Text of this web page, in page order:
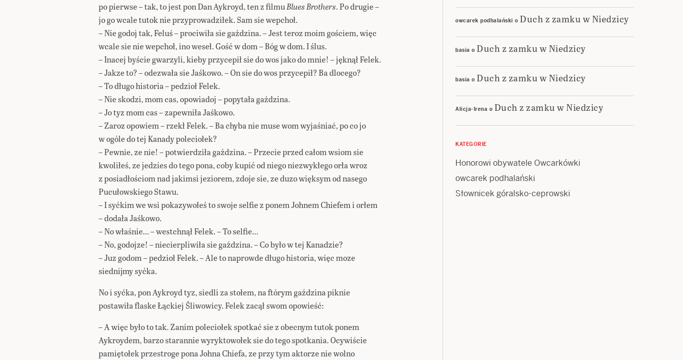
po pierwse – tak, to jest pon Dan Aykroyd, ten z filmuBlues Brothers. Po drugie –
jo go wcale tutok nie przyprowadziłek. Sam sie wepchoł.
– Nie godoj tak, Feluś – prociwiła sie gaździna. – Jest teroz moim gościem, więc
wcale sie nie wepchoł, ino weseł. Gość w dom – Bóg w dom. I ślus.
– Inacej byście gwarzyli, kieby przycepił sie do wos jako do mnie! – jęknął Felek.
– Jakze to? – odezwała sie Jaśkowo. – On sie do wos przycepił? Ba dlocego?
– To długo historia – pedzioł Felek.
– Nie skodzi, mom cas, opowiadoj – popytała gaździna.
– Jo tyz mom cas – zapewniła Jaśkowo.
– Zaroz opowiem – rzekł Felek. – Ba chyba nie muse wom wyjaśniać, po co jo
w ogóle do tej Kanady poleciołek?
– Pewnie, ze nie! – potwierdziła gaździna. – Przecie przed całom wsiom sie
kwoliłeś, ze jedzies do tego pona, coby kupić od niego niezwykłego orła wroz
z posiadłościom nad jakimsi jeziorem, zdoje sie, ze duzo więksym od nasego
Pucułowskiego Stawu.
– I syćkim we wsi pokazywołeś to swoje selfie z ponem Johnem Chiefem i orłem
– dodała Jaśkowo.
– No właśnie… – westchnął Felek. – To selfie…
– No, godojze! – niecierpliwiła sie gaździna. – Co było w tej Kanadzie?
– Juz godom – pedzioł Felek. – Ale to naprowde długo historia, więc moze
siednijmy syćka.
No i syćka, pon Aykroyd tyz, siedli za stołem, na ftórym gaździna piknie
postawiła flaske Łąckiej Śliwowicy. Felek zacął swom opowieść:
– A więc było to tak. Zanim poleciołek spotkać sie z obecnym tutok ponem
Aykroydem, barzo starannie wyryktowołek sie do tego spotkania. Ocywiście
pamiętołek przestroge pona Johna Chiefa, ze przy tym aktorze nie wolno
owcarek podhalański o Duch z zamku w Niedzicy
basia o Duch z zamku w Niedzicy
basia o Duch z zamku w Niedzicy
Alicja-Irena o Duch z zamku w Niedzicy
KATEGORIE
Honorowi obywatele Owcarkówki
owcarek podhalański
Słownicek góralsko-ceprowski